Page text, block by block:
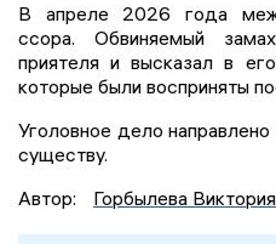
В апреле 2026 года
ссора. Обвиняемый
приятеля и высказал в
которые были восприняты
Уголовное дело
существу.
Автор:
Горбылева Виктория